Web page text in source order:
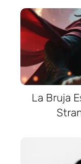
La Bruja